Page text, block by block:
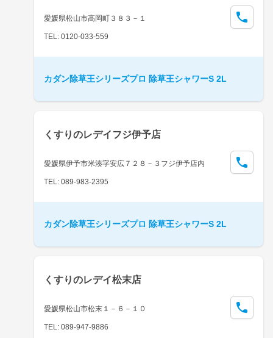
愛媛県松山市高岡町３８３－１
TEL: 0120-033-559
カダン除草王シリーズプロ 除草王シャワーS 2L
くすりのレデイフジ伊予店
愛媛県伊予市米湊字安広７２８－３フジ伊予店内
TEL: 089-983-2395
カダン除草王シリーズプロ 除草王シャワーS 2L
くすりのレデイ松末店
愛媛県松山市松末１－６－１０
TEL: 089-947-9886